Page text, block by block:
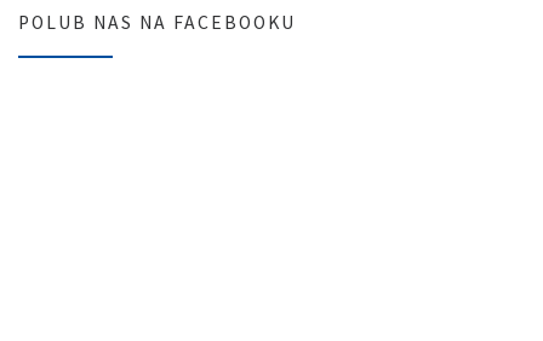
POLUB NAS NA FACEBOOKU